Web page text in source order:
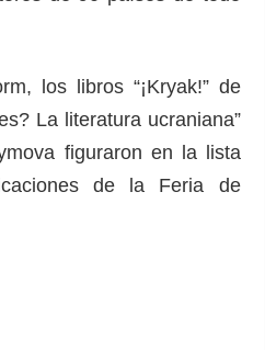
los libros “¡Kryak!” de
La literatura ucraniana”
figuraron en la lista
de la Feria de